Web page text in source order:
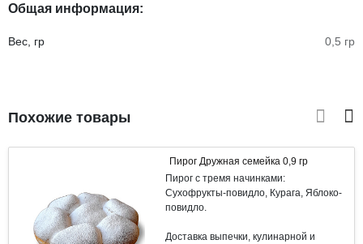
Общая информация:
Вес, гр 0,5 гр
Похожие товары
Пирог Дружная семейка 0,9 гр
Пирог с тремя начинками:
Сухофрукты-повидло, Курага, Яблоко-
повидло.
Доставка выпечки, кулинарной и